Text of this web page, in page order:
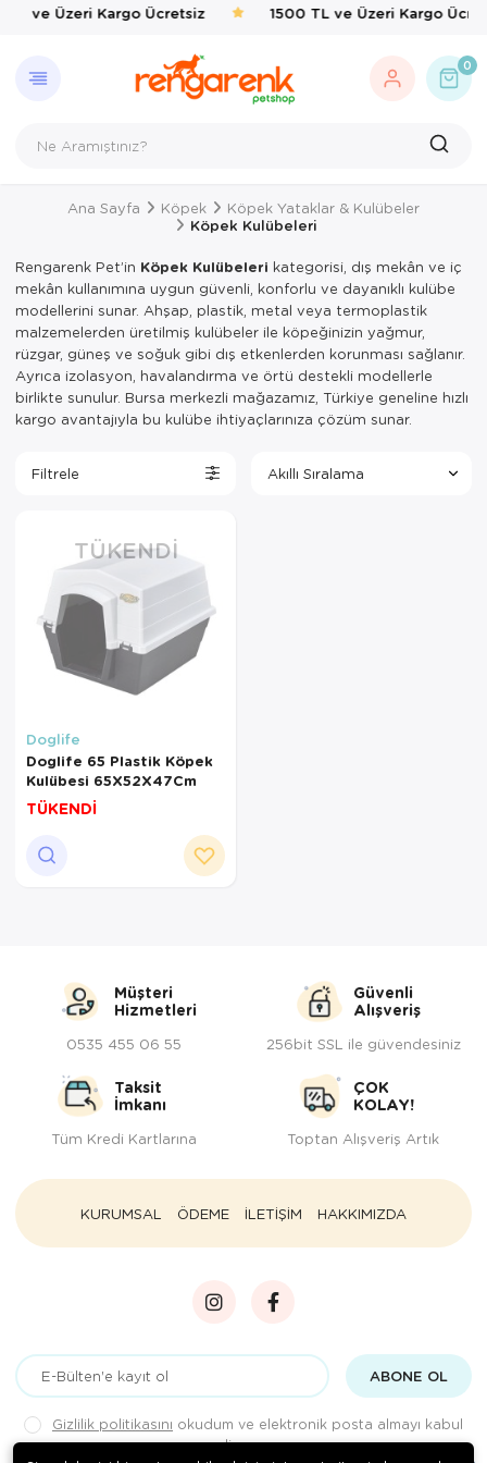
TL ve Üzeri Kargo Ücretsiz 1500 TL ve Üzeri Kargo
0
GERI DÖN
Kedi
KEDI
Kedi Taşıma
Kedi Kumları
Kedi
Kedi
Kedi
KÖPEK
Kedi
Köpek
Köpek
Köpek
Köpek
KUŞ
Kafes & Yuva
Yem & Kraker
Evcil Hayvan
EVCIL
Kedi Mama &
BALIK
Balık Yemleri
Kaplumbağa
Yemler & Ek
Kemirgen
Bakım &
Çevre
ÇEVRE
Haşere
Ana Sayfa Köpek Köpek Yataklar & Kulübeler
Köpek Kulübeleri
Rengarenk Pet’in Köpek Kulübeleri kategorisi, dış mekân ve iç
mekân kullanımına uygun güvenli, konforlu ve dayanıklı kulübe
modellerini sunar. Ahşap, plastik, metal veya termoplastik
malzemelerden üretilmiş kulübeler ile köpeğinizin yağmur,
rüzgar, güneş ve soğuk gibi dış etkenlerden korunması sağlanır.
Ayrıca izolasyon, havalandırma ve örtü destekli modellerle
birlikte sunulur. Bursa merkezli mağazamız, Türkiye geneline hızlı
kargo avantajıyla bu kulübe ihtiyaçlarınıza çözüm sunar.
Filtrele
TÜKENDI
Doglife
Doglife 65 Plastik Köpek
Kulübesi 65X52X47Cm
TÜKENDİ
Müşteri
Hizmetleri
0535 455 06 55
Güvenli
Alışveriş
256bit SSL ile güvendesiniz
Taksit
İmkanı
Tüm Kredi Kartlarına
ÇOK
KOLAY!
Toptan Alışveriş Artık
KURUMSAL ÖDEME İLETİŞİM HAKKIMIZDA
ABONE OL
Gizlilik politikasını okudum ve elektronik posta almayı kabul
ediyorum.